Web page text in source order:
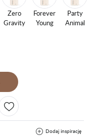
Zero
Gravity
Forever
Young
Party
Animal
Dodaj inspirację